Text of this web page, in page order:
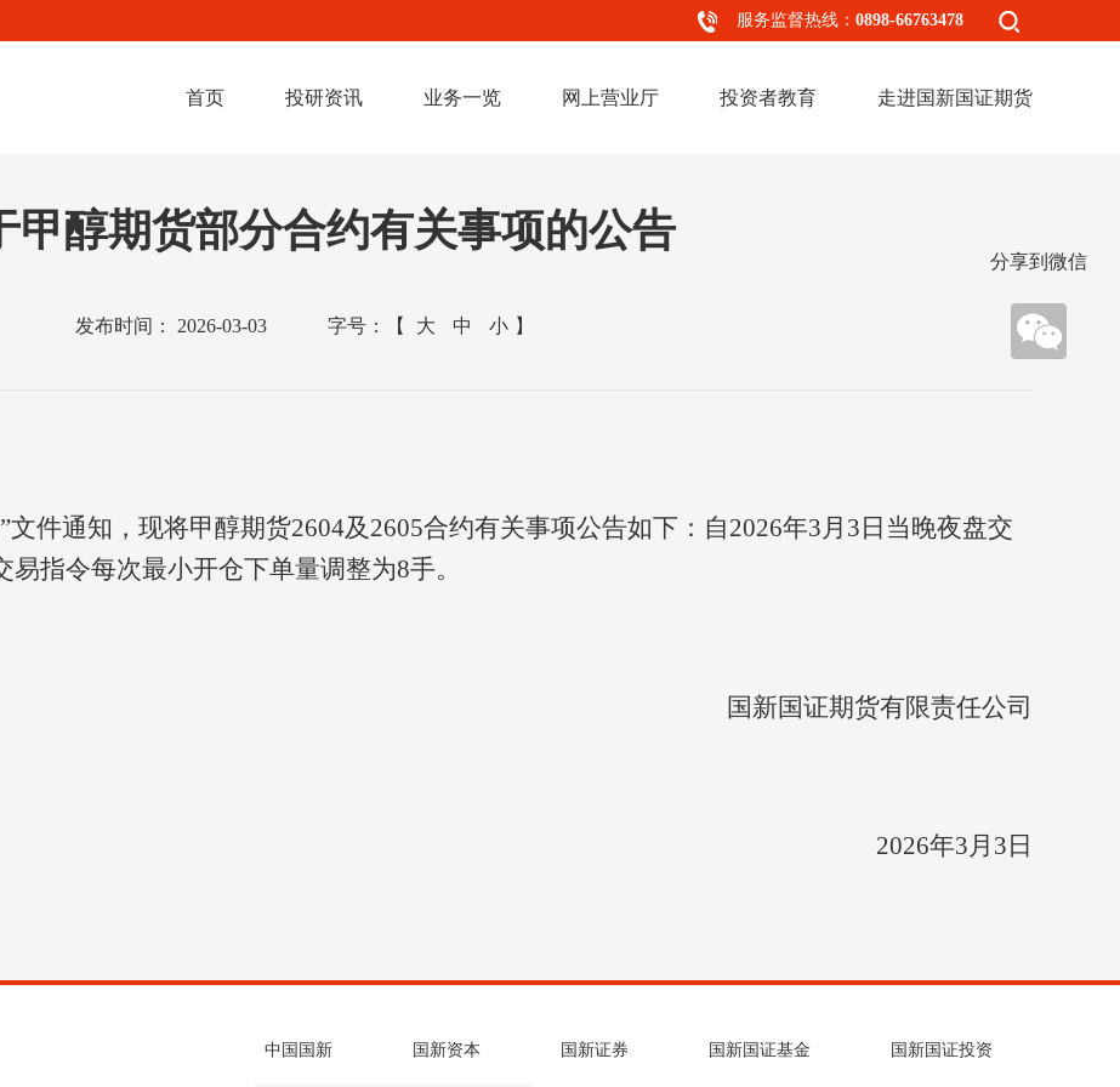
服务监督热线： 0898-66763478
首页 投研资讯 业务一览 网上营业厅 投资者教育 走进国新国证期货
分享到微信
甲醇期货部分合约有关事项的公告
发布时间： 2026-03-03 字号： 【 大 中 小 】
”文件通知，现将甲醇期货2604及2605合约有关事项公告如下：自2026年3月3日当晚夜盘交
指令每次最小开仓下单量调整为8手。
国新国证期货有限责任公司
2026年3月3日
中国国新 国新资本 国新证券 国新国证基金 国新国证投资